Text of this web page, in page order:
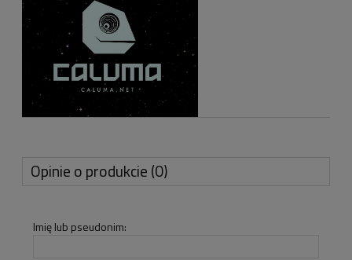
Opinie o produkcie (0)
Imię lub pseudonim: